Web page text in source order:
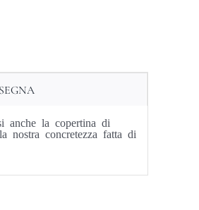
anche la copertina di
nostra concretezza fatta di